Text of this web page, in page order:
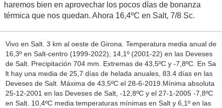
haremos bien en aprovechar los pocos días de bonanza
térmica que nos quedan. Ahora 16,4ºC en Salt, 7/8 Sc.
Vivo en Salt. 3 km al oeste de Girona. Temperatura media anual de
16,3º en Salt-centro (1999-2022), 14,1º (2001-22) en las Deveses
de Salt. Precipitación 704 mm. Extremas de 43,5ºC y -7,8ºC. En Sa
lt hay una media de 25,7 días de helada anuales, 83.4 días en las
Deveses de Salt. Máxima de 43,5ºC el 28-6-2019.Mínima absoluta
25-12-2001 en las Deveses de Salt, -12,8ºC y el 27-1-2005 -7,8ºC
en Salt. 10,4ºC media temperaturas mínimas en Salt y 6,1º en las